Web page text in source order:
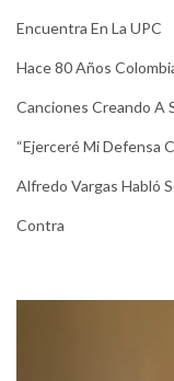
Encuentra En La UPC
Hace 80 Años
Canciones Creando A
“Ejerceré Mi Defensa
Alfredo Vargas Habló
Contra